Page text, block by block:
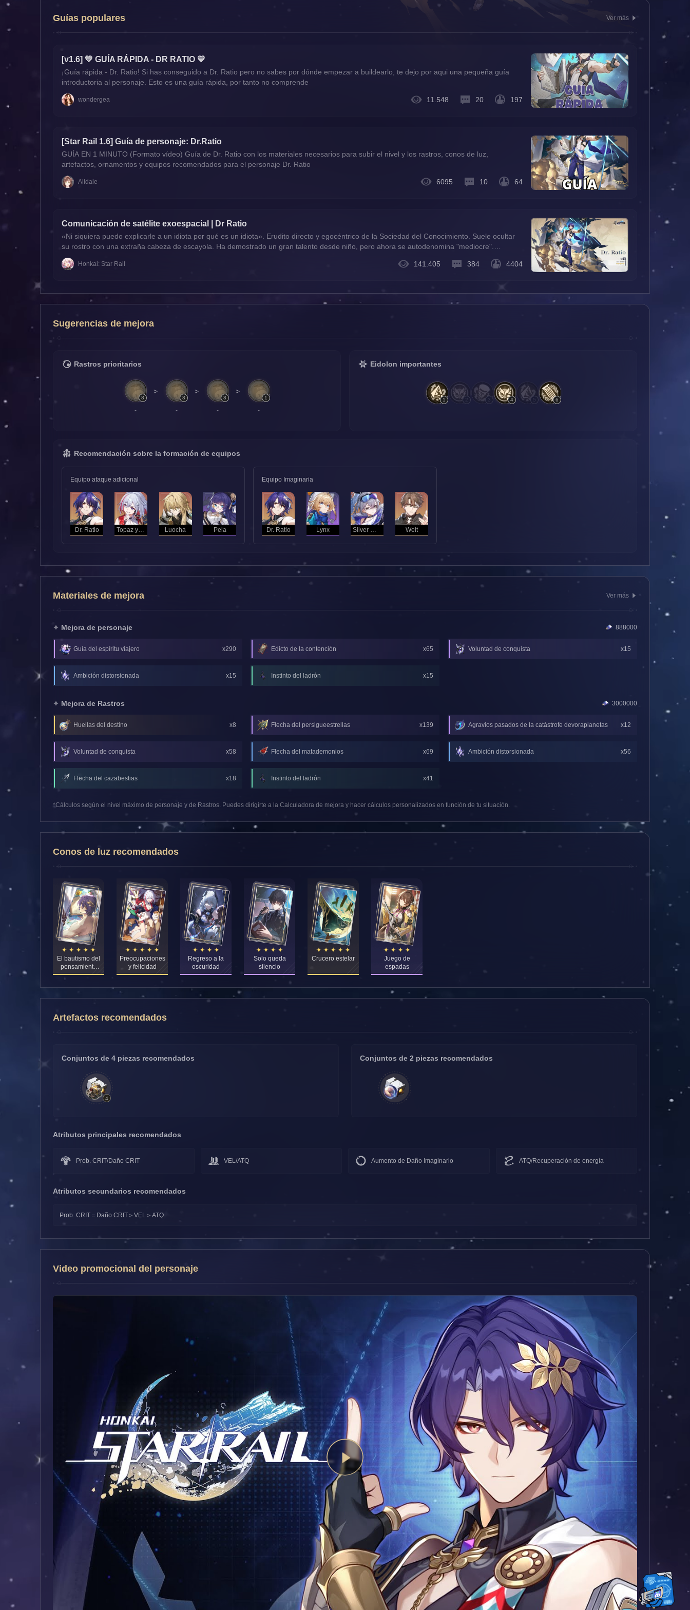
Guías populares Ver más
[v1.6] 💛 GUÍA RÁPIDA - DR RATIO 💛
¡Guía rápida - Dr. Ratio! Si has conseguido a Dr. Ratio pero no sabes por dónde empezar a buildearlo, te dejo por aqui una pequeña guía
introductoria al personaje. Esto es una guía rápida, por tanto no comprende
wondergea 11.548 20 197
[Star Rail 1.6] Guía de personaje: Dr.Ratio
GUÍA EN 1 MINUTO (Formato vídeo) Guía de Dr. Ratio con los materiales necesarios para subir el nivel y los rastros, conos de luz,
artefactos, ornamentos y equipos recomendados para el personaje Dr. Ratio
Alidale 6095 10 64
Comunicación de satélite exoespacial | Dr Ratio
«Ni siquiera puedo explicarle a un idiota por qué es un idiota». Erudito directo y egocéntrico de la Sociedad del Conocimiento. Suele ocultar
su rostro con una extraña cabeza de escayola. Ha demostrado un gran talento desde niño, pero ahora se autodenomina "mediocre".
Convencido de que la inteligencia y la creatividad no son exclusivas de los genios, se dedica a difundir el conocimiento en todo el cosmos
para curar la persistente enfermedad llamada estupidez. Voz en inglés Jordan Paul Haro
Honkai: Star Rail 141.405 384 4404
Sugerencias de mejora
Rastros prioritarios
8
-
>
8
-
>
8
-
>
1
-
Eidolon importantes
1 2 3 4 5 6
Recomendación sobre la formación de equipos
Equipo ataque adicional
Dr. Ratio Topaz y Conti Luocha Pela
Equipo Imaginaria
Dr. Ratio Lynx Silver Wolf Welt
Materiales de mejora Ver más
Mejora de personaje 888000
Guía del espíritu viajero x290 Edicto de la contención x65 Voluntad de conquista x15
Ambición distorsionada x15 Instinto del ladrón x15
Mejora de Rastros 3000000
Huellas del destino x8 Flecha del persigueestrellas x139 Agravios pasados de la catástrofe devoraplanetas x12
Voluntad de conquista x58 Flecha del matademonios x69 Ambición distorsionada x56
Flecha del cazabestias x18 Instinto del ladrón x41
*Cálculos según el nivel máximo de personaje y de Rastros. Puedes dirigirte a la Calculadora de mejora y hacer cálculos personalizados en función de tu situación.
Conos de luz recomendados
El bautismo del
pensamiento
puro
Preocupaciones
y felicidad
Regreso a la
oscuridad
Solo queda
silencio
Crucero estelar
Juego de
espadas
Artefactos recomendados
Conjuntos de 4 piezas recomendados
4
Conjuntos de 2 piezas recomendados
Atributos principales recomendados
Prob. CRIT/Daño CRIT VEL/ATQ Aumento de Daño Imaginario ATQ/Recuperación de energía
Atributos secundarios recomendados
Prob. CRIT＝Daño CRIT＞VEL＞ATQ
Video promocional del personaje